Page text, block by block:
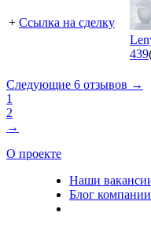
+ Ссылка на сделку
439
Следующие 6 отзывов →
1
2
→
О проекте
Наши
Блог компании